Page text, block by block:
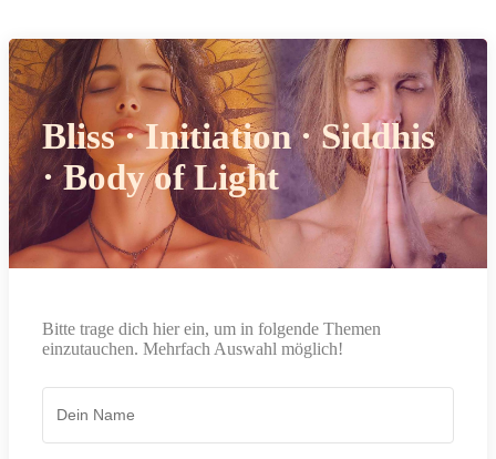
Bliss · Initiation · Siddhis
· Body of Light
Bitte trage dich hier ein, um in folgende Themen
einzutauchen. Mehrfach Auswahl möglich!